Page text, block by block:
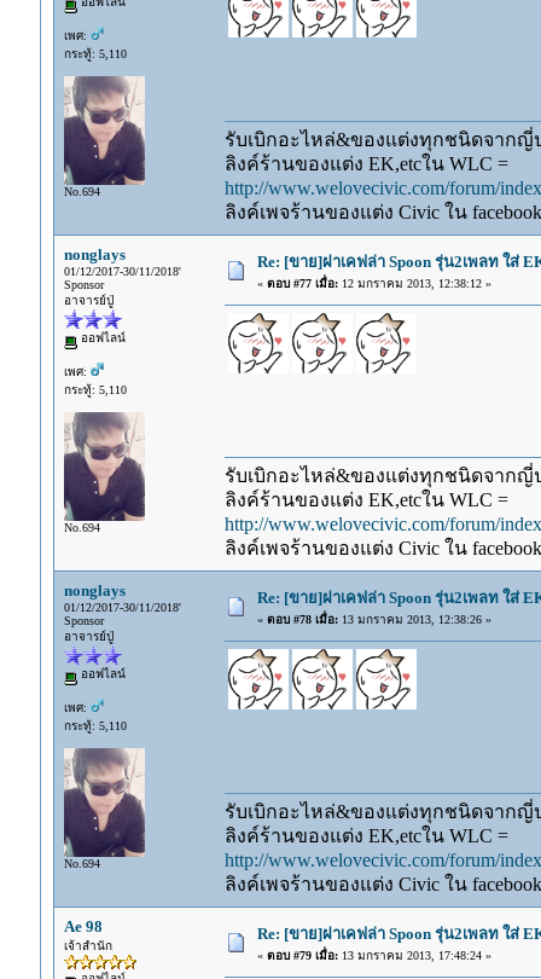
เพศ:
กระทู้: 5,110
No.694
รับเบิกอะไหล่&ของแต่งทุกชนิดจากญี่
ลิงค์ร้านของแต่ง EK,etcใน WLC =
http://www.welovecivic.com/forum/
ลิงค์เพจร้านของแต่ง Civic ใน
nonglays
01/12/2017-30/11/2018'
Sponsor
อาจารย์ปู่
ออฟไลน์
เพศ:
กระทู้: 5,110
No.694
Re: [ขาย]ฝาเคฟล่า Spoon รุ่น2เพลท ใส่
« ตอบ #77 เมื่อ:12 มกราคม 2013, 12:38:12 »
รับเบิกอะไหล่&ของแต่งทุกชนิดจากญี่
ลิงค์ร้านของแต่ง EK,etcใน WLC =
http://www.welovecivic.com/forum/
ลิงค์เพจร้านของแต่ง Civic ใน
nonglays
01/12/2017-30/11/2018'
Sponsor
อาจารย์ปู่
ออฟไลน์
เพศ:
กระทู้: 5,110
No.694
Re: [ขาย]ฝาเคฟล่า Spoon รุ่น2เพลท ใส่
« ตอบ #78 เมื่อ:13 มกราคม 2013, 12:38:26 »
รับเบิกอะไหล่&ของแต่งทุกชนิดจากญี่
ลิงค์ร้านของแต่ง EK,etcใน WLC =
http://www.welovecivic.com/forum/
ลิงค์เพจร้านของแต่ง Civic ใน
Ae 98
เจ้าสำนัก
Re: [ขาย]ฝาเคฟล่า Spoon รุ่น2เพลท ใส่
« ตอบ #79 เมื่อ:13 มกราคม 2013, 17:48:24 »